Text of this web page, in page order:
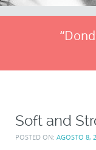
Soft and
POSTED ON: AGOSTO 8,